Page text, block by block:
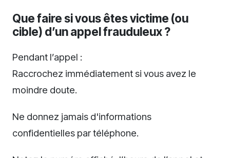
Que faire si vous êtes victime (ou
cible) d’un appel frauduleux ?
Pendant l’appel :
Raccrochez immédiatement si vous avez le
moindre doute.
Ne donnez jamais d'informations
confidentielles par téléphone.